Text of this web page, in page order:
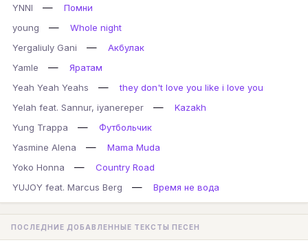
YNNI —
Помни
young
—
Whole night
Yergaliuly Gani
—
Акбулак
Yamle
—
Яратам
Yeah Yeah Yeahs
—
they don't love you like i love you
Yelah feat. Sannur, iyanereper
—
Kazakh
Yung Trappa
—
Футбольчик
Yasmine Alena
—
Mama Muda
Yoko Honna
—
Country Road
YUJOY feat. Marcus Berg
— Время не вода
ПОСЛЕДНИЕ ДОБАВЛЕННЫЕ ТЕКСТЫ ПЕСЕН